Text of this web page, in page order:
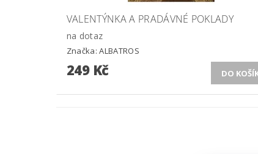
VALENTÝNKA A PRADÁVNÉ POKLADY
na dotaz
Značka:ALBATROS
249 Kč